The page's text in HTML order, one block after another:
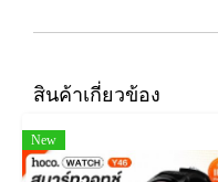
สินค้าเกี่ยวข้อง
New